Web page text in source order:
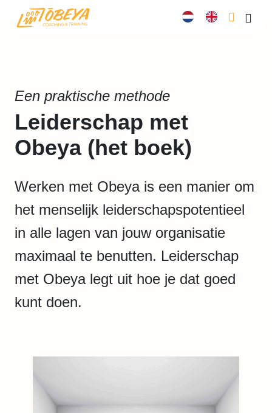
Cart
Menu
Een praktische methode
Leiderschap met
Obeya (het boek)
Werken met Obeya is een manier om
het menselijk leiderschapspotentieel
in alle lagen van jouw organisatie
maximaal te benutten. Leiderschap
met Obeya legt uit hoe je dat goed
kunt doen.